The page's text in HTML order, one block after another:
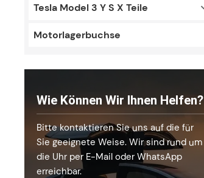
Tesla Model 3 Y S X Teile
Motorlagerbuchse
Wie Können Wir Ihnen Helfen?
Bitte kontaktieren Sie uns auf die für
Sie geeignete Weise. Wir sind rund um
die Uhr per E-Mail oder WhatsApp
erreichbar.